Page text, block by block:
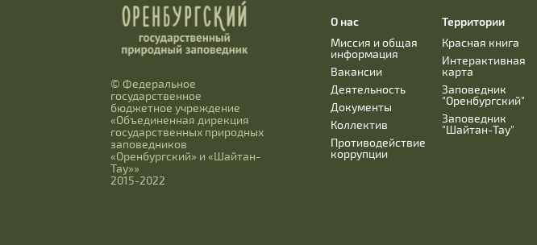
© Федеральное
государственное
бюджетное учреждение
«Объединенная дирекция
государственных природных
заповедников
«Оренбургский» и «Шайтан-
Тау»»
2015-2022
О нас
Миссия и общая
информация
Вакансии
Деятельность
Документы
Коллектив
Противодействие
коррупции
Территории
Красная книга
Интерактивная
карта
Заповедник
"Оренбургский"
Заповедник
"Шайтан-Тау"